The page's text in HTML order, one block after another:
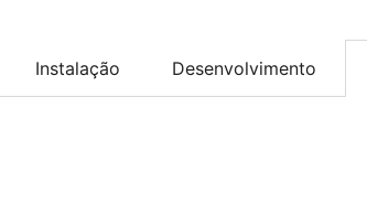
Instalação Desenvolvimento